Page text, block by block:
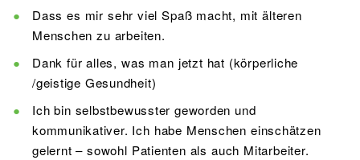
Dass es mir sehr viel Spaß macht, mit älteren
Menschen zu arbeiten.
Dank für alles, was man jetzt hat (körperliche
/geistige Gesundheit)
Ich bin selbstbewusster geworden und
kommunikativer. Ich habe Menschen einschätzen
gelernt – sowohl Patienten als auch Mitarbeiter.